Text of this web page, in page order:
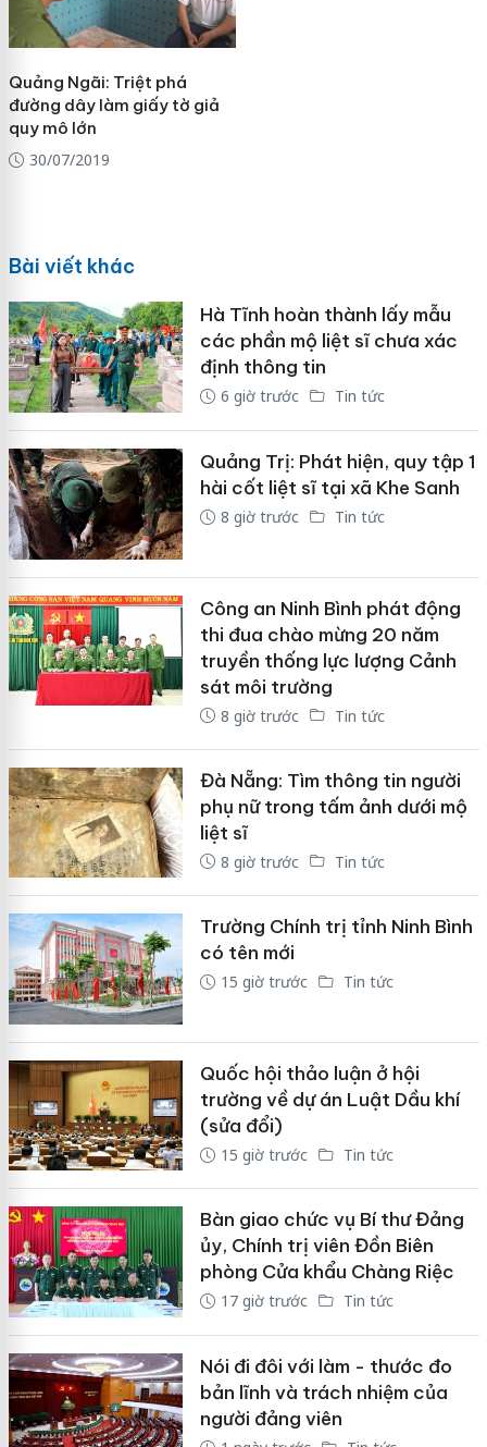
Quảng Ngãi: Triệt phá
đường dây làm giấy tờ giả
quy mô lớn
30/07/2019
Bài viết khác
Hà Tĩnh hoàn thành lấy mẫu
các phần mộ liệt sĩ chưa xác
định thông tin
6 giờ trước Tin tức
Quảng Trị: Phát hiện, quy tập 1
hài cốt liệt sĩ tại xã Khe Sanh
8 giờ trước Tin tức
Công an Ninh Bình phát động
thi đua chào mừng 20 năm
truyền thống lực lượng Cảnh
sát môi trường
8 giờ trước Tin tức
Đà Nẵng: Tìm thông tin người
phụ nữ trong tấm ảnh dưới mộ
liệt sĩ
8 giờ trước Tin tức
Trường Chính trị tỉnh Ninh Bình
có tên mới
15 giờ trước Tin tức
Quốc hội thảo luận ở hội
trường về dự án Luật Dầu khí
(sửa đổi)
15 giờ trước Tin tức
Bàn giao chức vụ Bí thư Đảng
ủy, Chính trị viên Đồn Biên
phòng Cửa khẩu Chàng Riệc
17 giờ trước Tin tức
Nói đi đôi với làm - thước đo
bản lĩnh và trách nhiệm của
người đảng viên